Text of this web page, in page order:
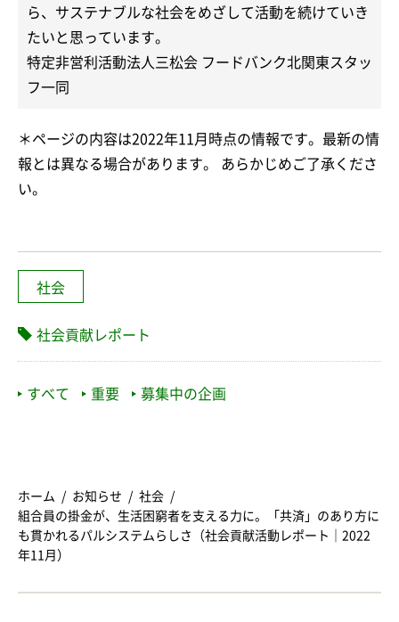
ら、サステナブルな社会をめざして活動を続けていき
たいと思っています。
特定非営利活動法人三松会 フードバンク北関東スタッ
フ一同
＊ページの内容は2022年11月時点の情報です。最新の情
報とは異なる場合があります。 あらかじめご了承くださ
い。
社会
社会貢献レポート
すべて 重要 募集中の企画
ホーム お知らせ
社会
組合員の掛金が、生活困窮者を支える力に。「共済」のあり方に
も貫かれるパルシステムらしさ（社会貢献活動レポート｜2022
年11月）